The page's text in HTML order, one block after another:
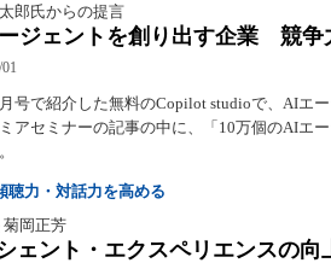
郎氏からの提言
ジェントを創り出す企業 競争
号で紹介した無料のCopilot studioで、AIエ
アセミナーの記事の中に、「10万個のAIエ
聴力・対話力を高める
岡正芳
ェント・エクスペリエンスの向